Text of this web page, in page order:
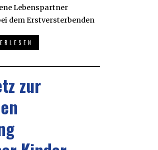
Lebenspartner
dem Erstversterbenden
zur